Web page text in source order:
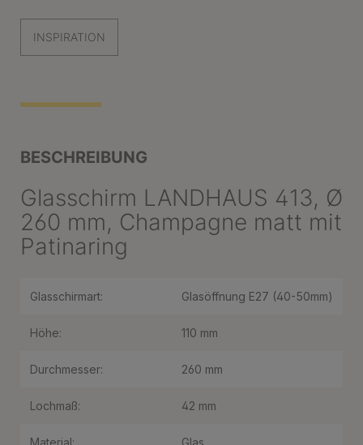
INSPIRATION
BESCHREIBUNG
Glasschirm LANDHAUS 413, Ø
260 mm, Champagne matt mit
Patinaring
Glasschirmart: Glasöffnung E27 (40-50mm)
Höhe: 110 mm
Durchmesser: 260 mm
Lochmaß: 42 mm
Material: Glas